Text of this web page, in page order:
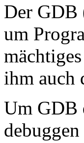
Der GDB
um
ihm auch
Um GDB